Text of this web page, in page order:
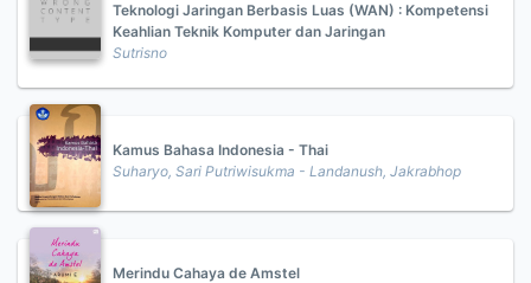
Teknologi Jaringan Berbasis Luas (WAN) : Kompetensi
Keahlian Teknik Komputer dan Jaringan
Sutrisno
Kamus Bahasa Indonesia - Thai
Suharyo, Sari Putriwisukma - Landanush, Jakrabhop
Merindu Cahaya de Amstel